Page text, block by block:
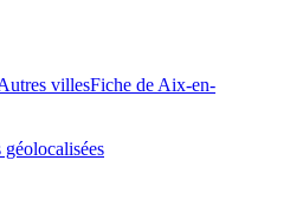
villesFiche de Aix-en-